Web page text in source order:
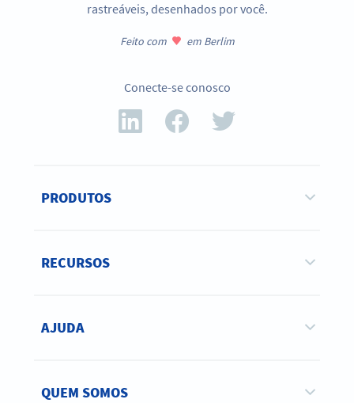
rastreáveis, desenhados por você.
Feito com em Berlim
Conecte-se conosco
PRODUTOS
RECURSOS
AJUDA
QUEM SOMOS